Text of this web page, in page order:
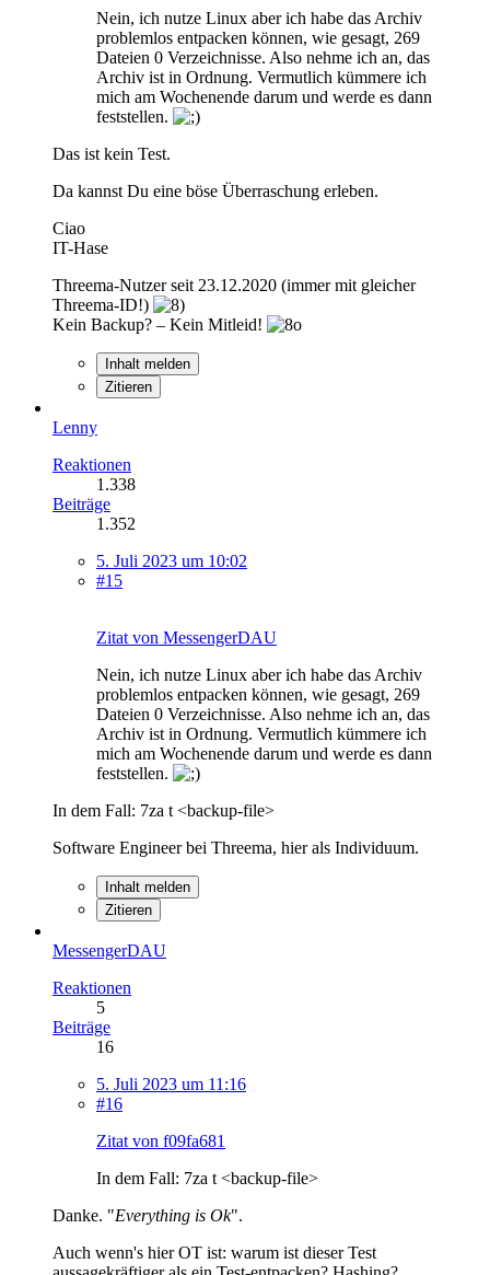
Nein, ich nutze Linux aber ich habe das Archiv
problemlos entpacken können, wie gesagt, 269
Dateien 0 Verzeichnisse. Also nehme ich an, das
Archiv ist in Ordnung. Vermutlich kümmere ich
mich am Wochenende darum und werde es dann
feststellen.
Das ist kein Test.
Da kannst Du eine böse Überraschung erleben.
Ciao
IT-Hase
Threema-Nutzer seit 23.12.2020 (immer mit gleicher
Threema-ID!)
Kein Backup? – Kein Mitleid!
Inhalt melden
Zitieren
Lenny
Reaktionen
1.338
Beiträge
1.352
5. Juli 2023 um 10:02
#15
Zitat von MessengerDAU
Nein, ich nutze Linux aber ich habe das Archiv
problemlos entpacken können, wie gesagt, 269
Dateien 0 Verzeichnisse. Also nehme ich an, das
Archiv ist in Ordnung. Vermutlich kümmere ich
mich am Wochenende darum und werde es dann
feststellen.
In dem Fall: 7za t <backup-file>
Software Engineer bei Threema, hier als Individuum.
Inhalt melden
Zitieren
MessengerDAU
Reaktionen
5
Beiträge
16
5. Juli 2023 um 11:16
#16
Zitat von f09fa681
In dem Fall: 7za t <backup-file>
Danke. "Everything is Ok".
Auch wenn's hier OT ist: warum ist dieser Test